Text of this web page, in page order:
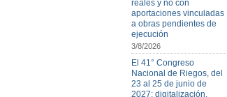
reales y no con
aportaciones vinculadas
a obras pendientes de
ejecución
3/8/2026
El 41° Congreso
Nacional de Riegos, del
23 al 25 de junio de
2027: digitalización,